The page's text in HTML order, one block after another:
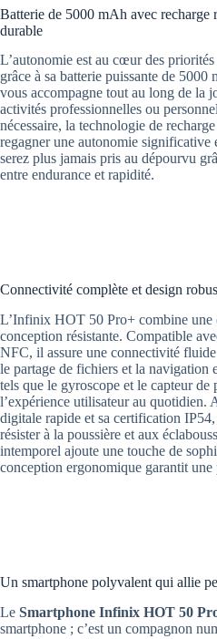
Batterie de 5000 mAh avec recharge
durable
L’autonomie est au cœur des priorités
grâce à sa batterie puissante de
vous accompagne tout au long de la
activités professionnelles ou
nécessaire, la technologie de
regagner une autonomie significative
serez plus jamais pris au dépourvu
entre endurance et rapidité.
Connectivité complète et design
L’Infinix HOT 50 Pro+ combine une
conception résistante. Compatible
NFC, il assure une connectivité
le partage de fichiers et la navigation
tels que le gyroscope et le capteur
l’expérience utilisateur au quotidien.
digitale rapide et sa certification
résister à la poussière et aux
intemporel ajoute une touche de
conception ergonomique garantit
Un smartphone polyvalent qui allie
Le Smartphone Infinix HOT 50
smartphone ; c’est un compagnon